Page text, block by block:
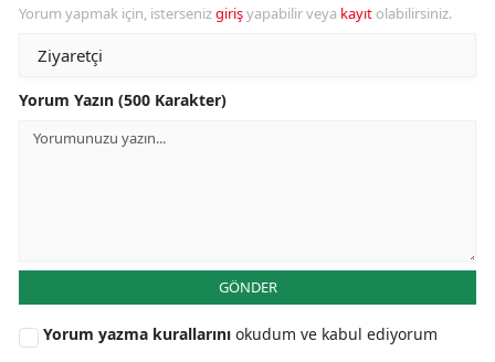
Yorum yapmak için, istersenizgirişyapabilir veya kayıt olabilirsiniz.
Yorum Yazın (500 Karakter)
GÖNDER
Yorum yazma kurallarını okudum ve kabul ediyorum